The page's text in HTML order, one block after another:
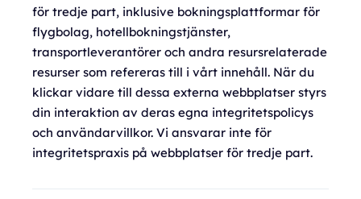
för tredje part, inklusive bokningsplattformar för
flygbolag, hotellbokningstjänster,
transportleverantörer och andra resursrelaterade
resurser som refereras till i vårt innehåll. När du
klickar vidare till dessa externa webbplatser styrs
din interaktion av deras egna integritetspolicys
och användarvillkor. Vi ansvarar inte för
integritetspraxis på webbplatser för tredje part.